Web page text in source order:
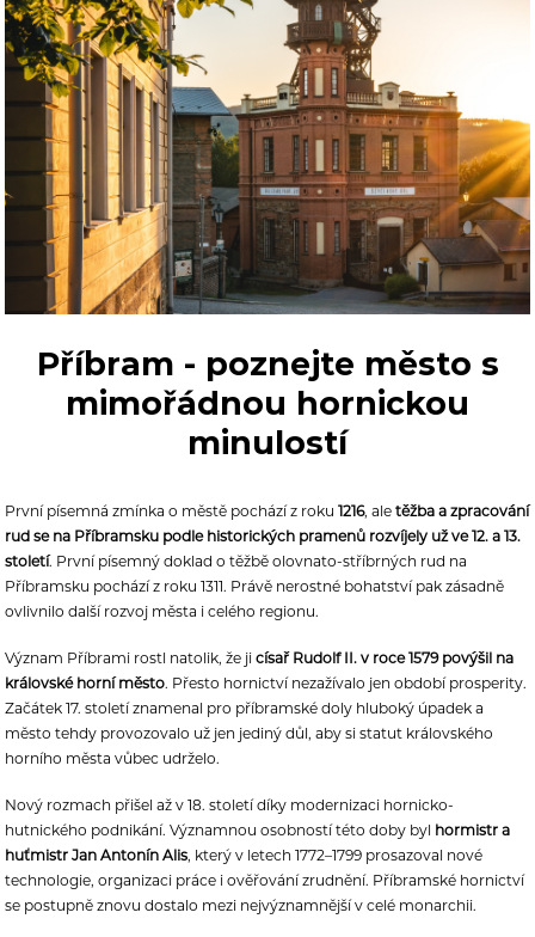
Příbram - poznejte město s
mimořádnou hornickou
minulostí
První písemná zmínka o městě pochází z roku1216, aletěžba a zpracování
rud se na Příbramsku podle historických pramenů rozvíjely už ve 12. a 13.
století. První písemný doklad o těžbě olovnato-stříbrných rud na
Příbramsku pochází z roku 1311. Právě nerostné bohatství pak zásadně
ovlivnilo další rozvoj města i celého regionu.
Význam Příbrami rostl natolik, že ji císař Rudolf II. v roce 1579 povýšil na
královské horní město. Přesto hornictví nezažívalo jen období prosperity.
Začátek 17. století znamenal pro příbramské doly hluboký úpadek a
město tehdy provozovalo už jen jediný důl, aby si statut královského
horního města vůbec udrželo.
Nový rozmach přišel až v 18. století díky modernizaci hornicko-
hutnického podnikání. Významnou osobností této doby byl hormistr a
huťmistr Jan Antonín Alis, který v letech 1772–1799 prosazoval nové
technologie, organizaci práce i ověřování zrudnění. Příbramské hornictví
se postupně znovu dostalo mezi nejvýznamnější v celé monarchii.